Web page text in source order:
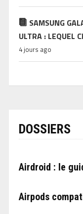
SAMSUNG
ULTRA : LEQUEL
4 jours ago
DOSSIERS
Airdroid : le
Airpods